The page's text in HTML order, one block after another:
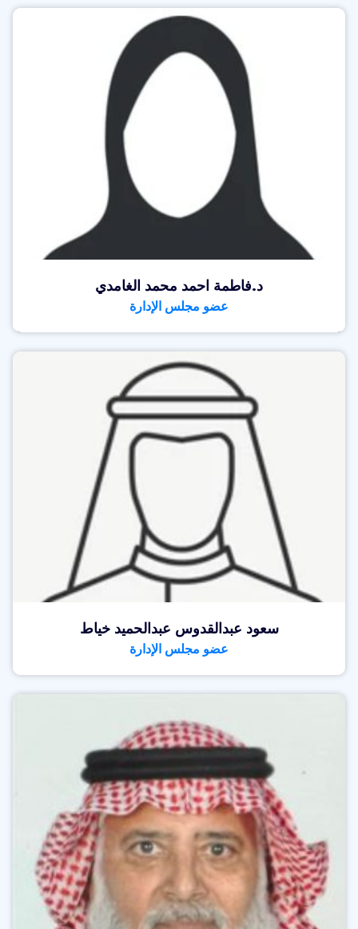
د.فاطمة احمد محمد الغامدي
عضو مجلس الإدارة
سعود عبدالقدوس عبدالحميد خياط
عضو مجلس الإدارة